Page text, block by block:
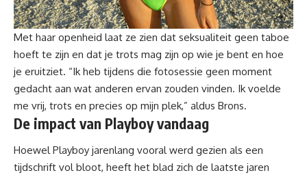
Met haar openheid laat ze zien dat seksualiteit geen taboe
hoeft te zijn en dat je trots mag zijn op wie je bent en hoe
je eruitziet. “Ik heb tijdens die fotosessie geen moment
gedacht aan wat anderen ervan zouden vinden. Ik voelde
me vrij, trots en precies op mijn plek,” aldus Brons.
De impact van Playboy vandaag
HoewelPlayboy jarenlang vooral werd gezien als een
tijdschrift vol bloot, heeft het blad zich de laatste jaren